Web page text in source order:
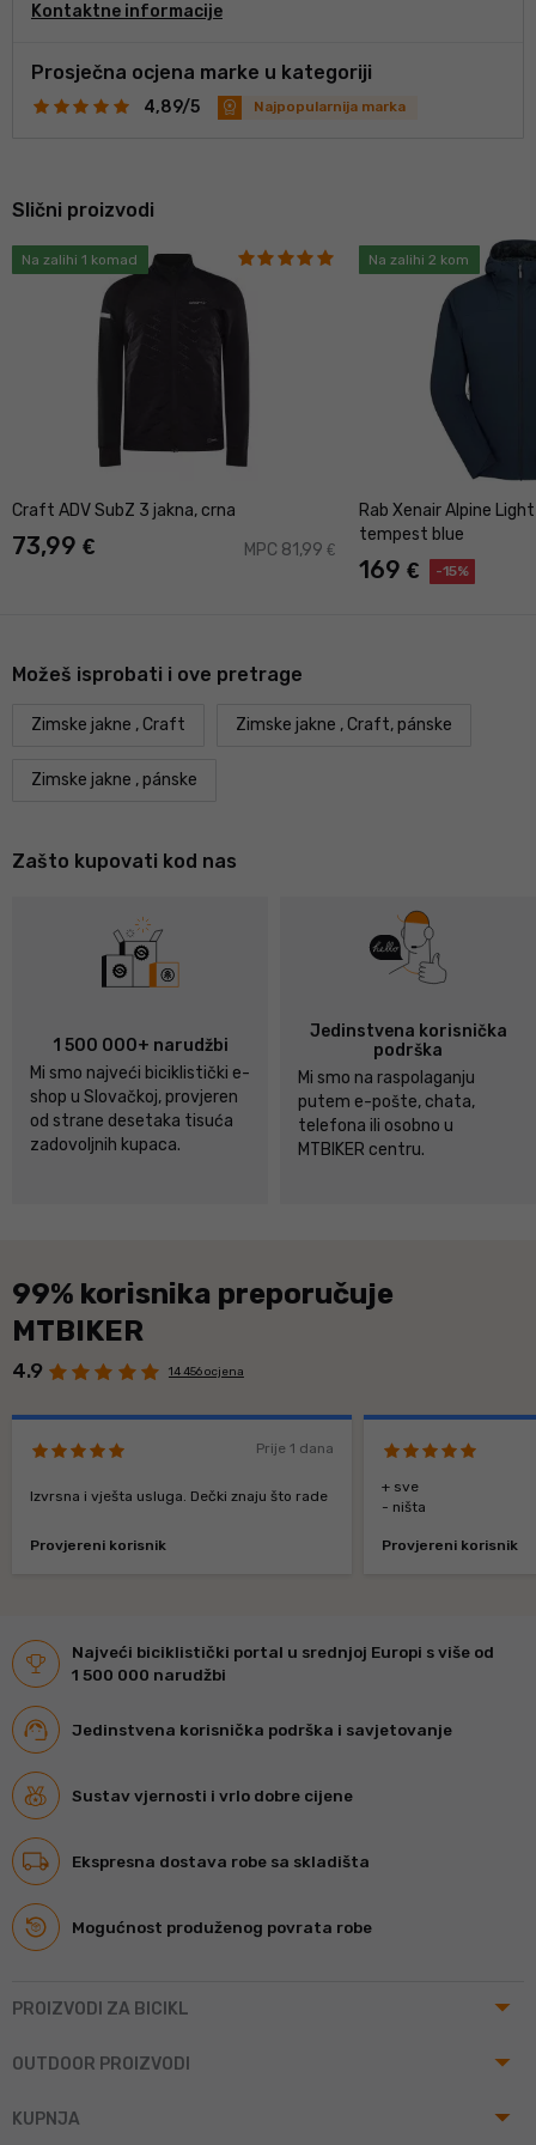
sportske grane, a to su skijaško trčanje, biciklizam i trčanje.
ostalo nepromijenjeno, Craft nudi funkcionalnu odjeću koja
omogućuje maksimalnu izvedbu.
Kontaktne informacije
Prosječna ocjena marke u kategoriji
4,89/5 Najpopularnija marka
Slični proizvodi
Na zalihi 1 komad
Craft ADV SubZ 3 jakna, crna
73,99 € MPC 81,99 €
Na zalihi 2 kom
Rab Xenair Alpine
tempest blue
169 € -15%
Možeš isprobati i ove pretrage
Zimske jakne , Craft Zimske jakne , Craft, pánske
Zimske jakne , pánske
Zašto kupovati kod nas
1 500 000+ narudžbi
Mi smo najveći biciklistički e-
shop u Slovačkoj, provjeren
od strane desetaka tisuća
zadovoljnih kupaca.
Jedinstvena korisnička
podrška
Mi smo na raspolaganju
putem e-pošte, chata,
telefona ili osobno u
MTBIKER centru.
99% korisnika preporučuje
MTBIKER
4.9 14 456 ocjena
Prije 1 dana
Izvrsna i vješta usluga. Dečki znaju što rade
Provjereni korisnik
+ sve
- ništa
Provjereni korisnik
Najveći biciklistički portal u srednjoj Europi s više od
1 500 000 narudžbi
Jedinstvena korisnička podrška i savjetovanje
Sustav vjernosti i vrlo dobre cijene
Ekspresna dostava robe sa skladišta
Mogućnost produženog povrata robe
arrow_drop_up
PROIZVODI ZA BICIKL
arrow_drop_up
OUTDOOR PROIZVODI
arrow_drop_up
KUPNJA